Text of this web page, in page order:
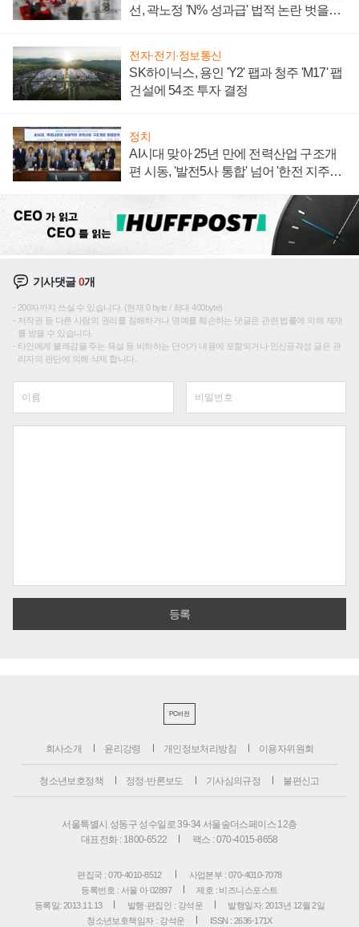
선, 곽노정 'N% 성과급' 법적 논란 벗을지
전자·전기·정보통신
SK하이닉스, 용인 'Y2' 팹과 청주 'M17' 팹
건설에 54조 투자 결정
정치
AI시대 맞아 25년 만에 전력산업 구조개
편 시동, '발전5사 통합' 넘어 '한전 지주사'
기사댓글0개
200자까지 쓰실 수 있습니다. (현재 0 byte / 최대 400byte)
저작권 등 다른 사람의 권리를 침해하거나 명예를 훼손하는 댓글은 관련 법률에 의해 제재
를 받을 수 있습니다.
타인에게 불쾌감을 주는 욕설 등 비하하는 단어가 내용에 포함되거나 인신공격성 글은 관
리자의 판단에 의해 삭제 합니다.
PC버전
회사소개 윤리강령 개인정보처리방침 이용자위원회
청소년보호정책 정정·반론보도 기사심의규정 불편신고
서울특별시 성동구 성수일로 39-34 서울숲더스페이스 12층
대표전화 : 1800-6522
팩스 : 070-4015-8658
편집국 : 070-4010-8512
사업본부 : 070-4010-7078
등록번호 : 서울 아 02897
제호 : 비즈니스포스트
등록일: 2013.11.13
발행·편집인 : 강석운
발행일자: 2013년 12월 2일
청소년보호책임자 : 강석운
ISSN : 2636-171X